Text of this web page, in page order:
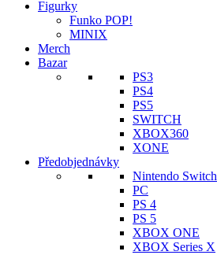
Figurky
Funko POP!
MINIX
Merch
Bazar
PS3
PS4
PS5
SWITCH
XBOX360
XONE
Předobjednávky
Nintendo Switch
PC
PS 4
PS 5
XBOX ONE
XBOX Series X